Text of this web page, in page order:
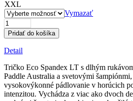
XXL
Vymazať
množstvo
Pánska
základná
vrstva
Spandex
LT
s
krátkym
Pridať do košíka
Detail
Tričko Eco Spandex LT s dlhým
Paddle Australia a svetovými
vysokovýkonné pádlovanie v horúcich
intenzitou. Vychádza z viac ako dvoch